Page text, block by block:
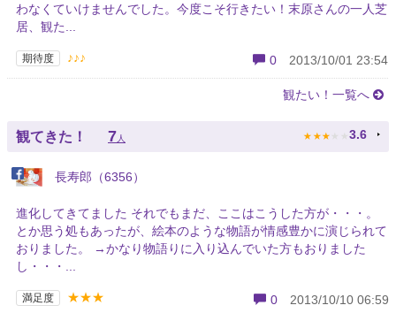
わなくていけませんでした。今度こそ行きたい！末原さんの一人芝
居、観た...
期待度 ♪♪♪ 0 2013/10/01 23:54
観たい！一覧へ
観てきた！ 7 人 ★ ★ ★ ★ ★ 3.6
長寿郎（6356）
進化してきてました それでもまだ、ここはこうした方が・・・。
とか思う処もあったが、絵本のような物語が情感豊かに演じられて
おりました。 →かなり物語りに入り込んでいた方もおりました
し・・・...
満足度 ★★★ 0 2013/10/10 06:59